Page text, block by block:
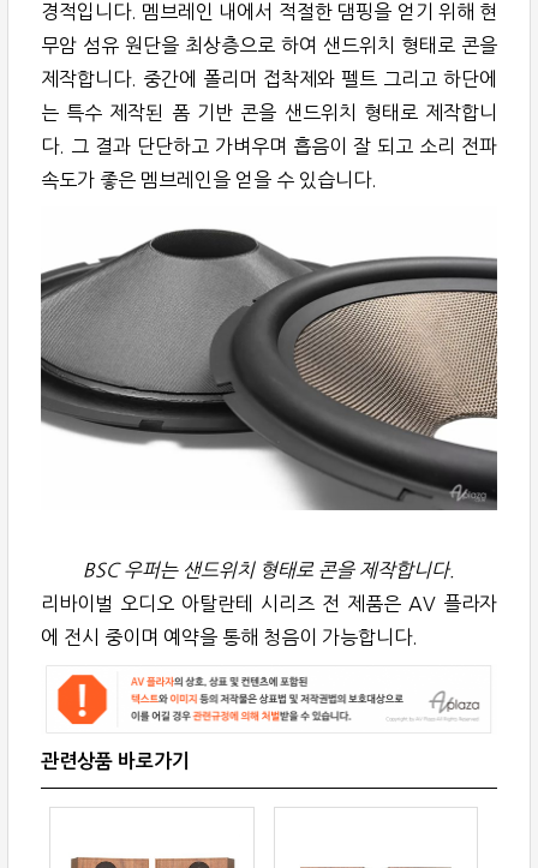
경적입니다. 멤브레인 내에서 적절한 댐핑을 얻기 위해 현
무암 섬유 원단을 최상층으로 하여 샌드위치 형태로 콘을
제작합니다. 중간에 폴리머 접착제와 펠트 그리고 하단에
는 특수 제작된 폼 기반 콘을 샌드위치 형태로 제작합니
다. 그 결과 단단하고 가벼우며 흡음이 잘 되고 소리 전파
속도가 좋은 멤브레인을 얻을 수 있습니다.
BSC 우퍼는 샌드위치 형태로 콘을 제작합니다.
리바이벌 오디오 아탈란테 시리즈 전 제품은 AV 플라자
에 전시 중이며 예약을 통해 청음이 가능합니다.